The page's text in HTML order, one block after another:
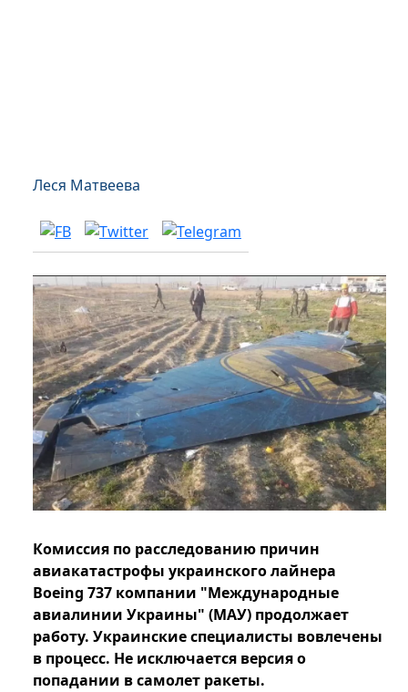
Леся Матвеева
Комиссия по расследованию причин
авиакатастрофы украинского лайнера
Boeing 737 компании "Международные
авиалинии Украины" (МАУ) продолжает
работу. Украинские специалисты вовлечены
в процесс. Не исключается версия о
попадании в самолет ракеты.